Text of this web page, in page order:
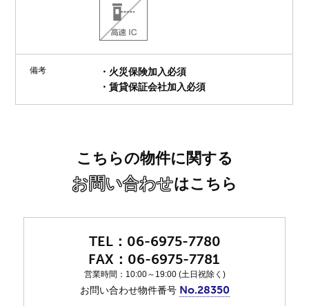
備考
・火災保険加入必須
・賃貸保証会社加入必須
こちらの物件に関する
お問い合わせはこちら
06-6975-7780
06-6975-7781
営業時間：10:00～19:00 (土日祝除く)
お問い合わせ物件番号 No.28350